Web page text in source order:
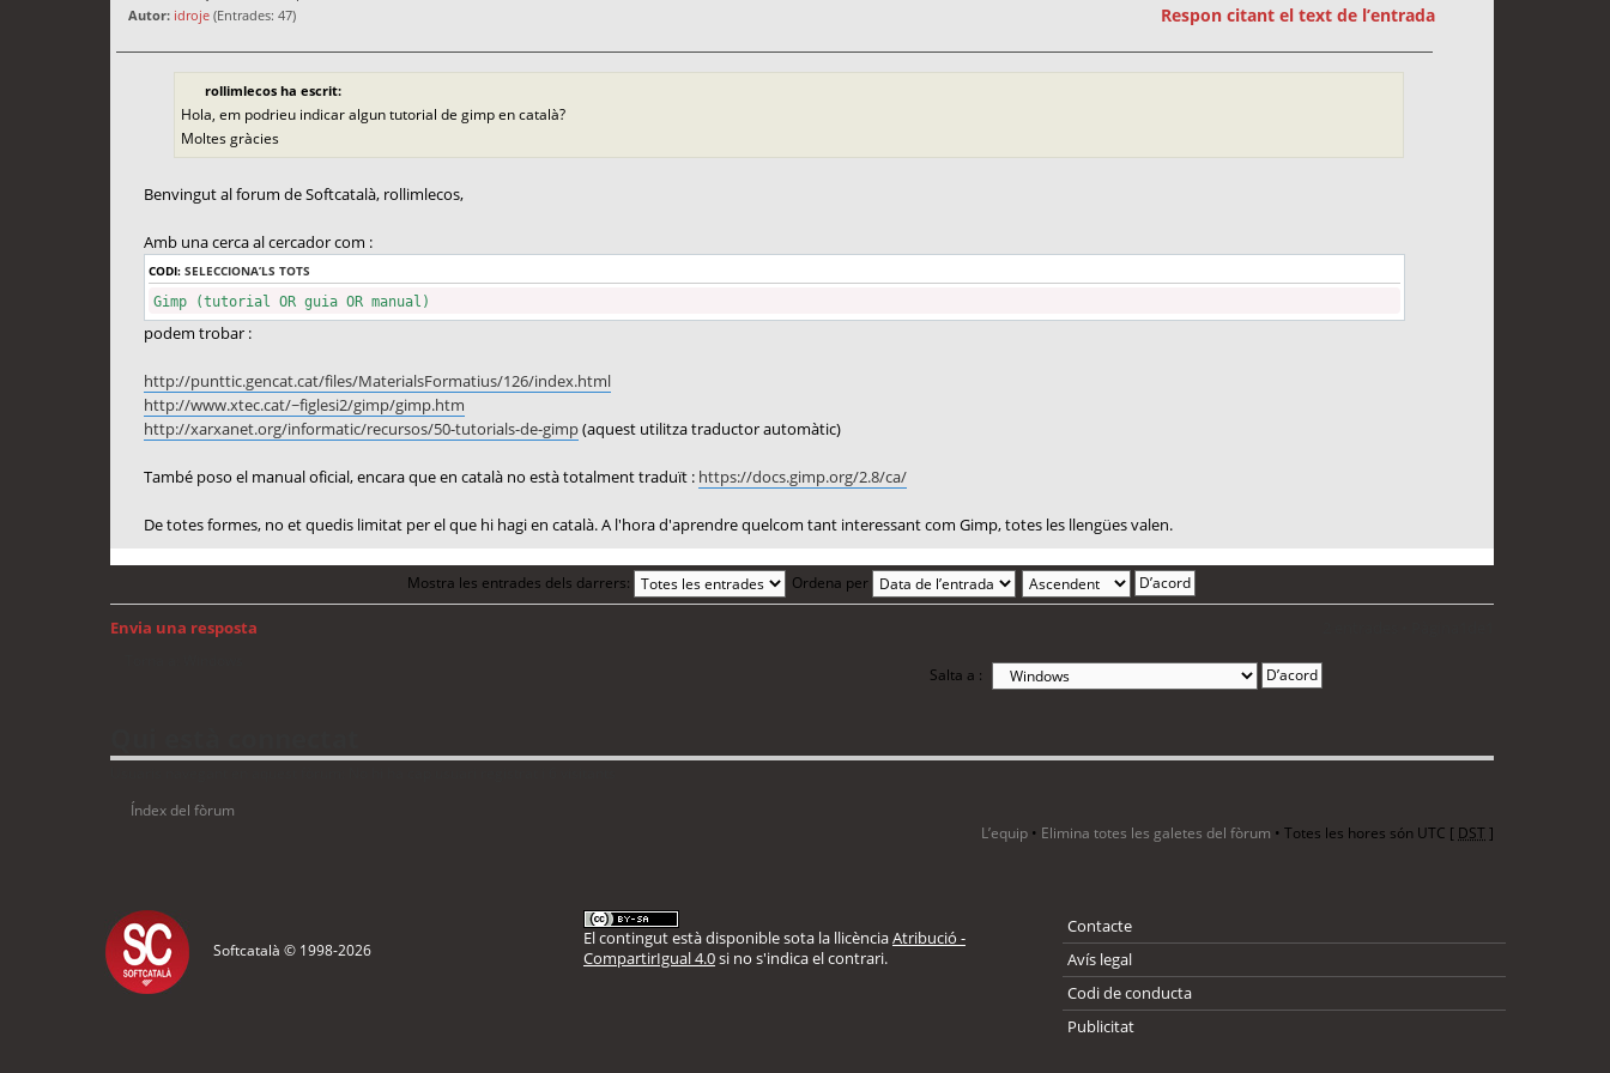
Autor: idroje (Entrades: 47) Respon citant el text de l’entrada
rollimlecos ha escrit:
Hola, em podrieu indicar algun tutorial de gimp en català?
Moltes gràcies
Benvingut al forum de Softcatalà, rollimlecos,
Amb una cerca al cercador com :
CODI: SELECCIONA’LS TOTS
Gimp (tutorial OR guia OR manual)
podem trobar :
http://punttic.gencat.cat/files/MaterialsFormatius/126/index.html
http://www.xtec.cat/~figlesi2/gimp/gimp.htm
http://xarxanet.org/informatic/recursos/50-tutorials-de-gimp(aquest utilitza traductor automàtic)
També poso el manual oficial, encara que en català no està totalment traduït : https://docs.gimp.org/2.8/ca/
De totes formes, no et quedis limitat per el que hi hagi en català. A l'hora d'aprendre quelcom tant interessant com Gimp, totes les llengües valen.
Mostra les entrades dels darrers: Ordena per
Envia una resposta
Salta a :
Índex del fòrum
L’equip • Elimina totes les galetes del fòrum • Totes les hores són UTC [ DST]
Softcatalà © 1998-2026
El contingut està disponible sota la llicènciaAtribució -
CompartirIgual 4.0si no s'indica el contrari.
Contacte
Avís legal
Codi de conducta
Publicitat